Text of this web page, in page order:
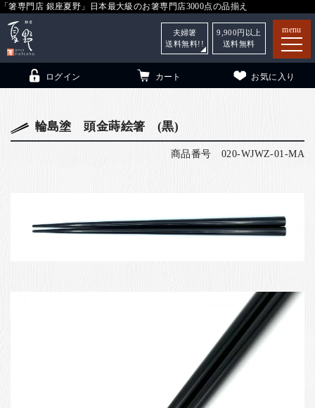
「箸専門店 銀座夏野」日本最大級のお箸専門店3000点の品揃え
menu
ログイン カート お気に入り
夫婦箸
送料無料!!
9,900 円以上
送料無料
輪島塗 頭金蒔絵箸 (黒)
商品番号 020-WJWZ-01-MA